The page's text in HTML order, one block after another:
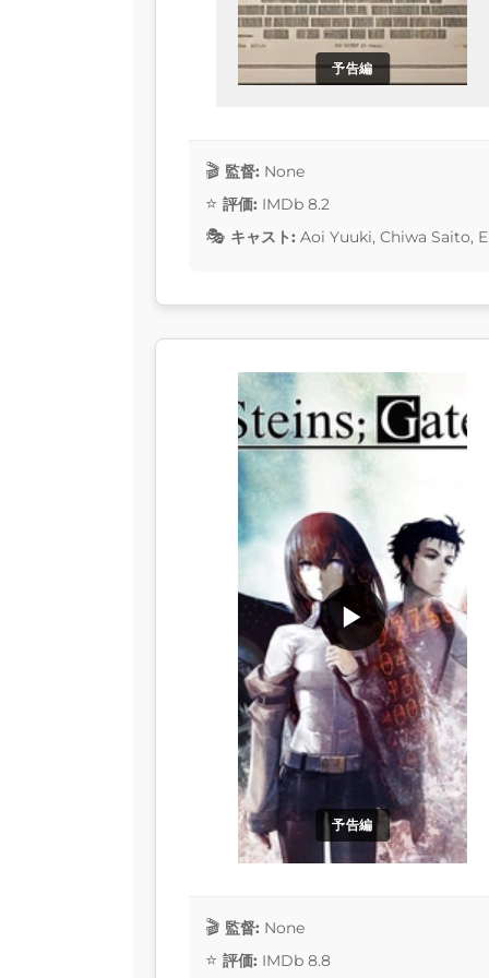
予告編
監督: None
評価: IMDb 8.2
キャスト: Aoi Yuuki, Chiwa Saito,
予告編
▶
監督: None
評価: IMDb 8.8